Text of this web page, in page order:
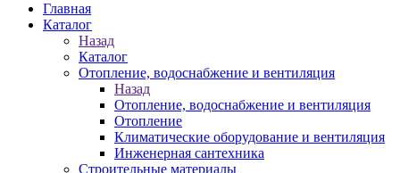
Главная
Каталог
Назад
Каталог
Отопление, водоснабжение и вентиляция
Назад
Отопление, водоснабжение и вентиляция
Отопление
Климатические оборудование и вентиляция
Инженерная сантехника
Строительные материалы